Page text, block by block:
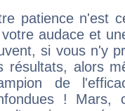
patience n'est
audace et
si vous n'y
résultats, alors
de
! Mars,